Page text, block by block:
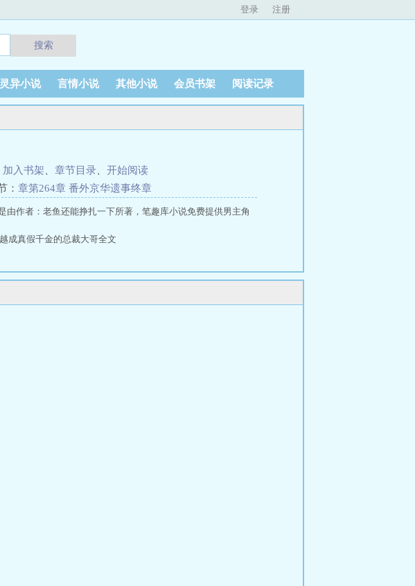
登录 注册
搜索
灵异小说 言情小说 其他小说 会员书架 阅读记录
加入书架 章节目录
开始阅读
： 章第264章 番外京华遗事终章
由作者：老鱼还能挣扎一下所著，笔趣库小说免费提供男主角
成真假千金的总裁大哥全文